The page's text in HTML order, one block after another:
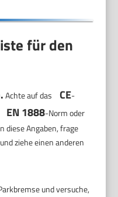
für den
Achte auf das CE-
EN 1888-Norm oder
diese Angaben, frage
ziehe einen anderen
und versuche,